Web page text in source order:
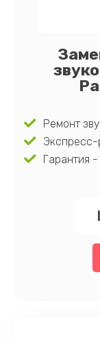
Ремонт
Экспресс-
Гарантия